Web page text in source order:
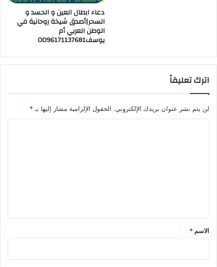
دعاء ابطال العين و الحسد و
السحر|أصدق شيخة روحانية في
الوطن العربي أم
يوسف0096171137681
اترك تعليقاً
لن يتم نشر عنوان بريدك الإلكتروني. الحقول الإلزامية مشار إليها بـ *
*
الاسم *